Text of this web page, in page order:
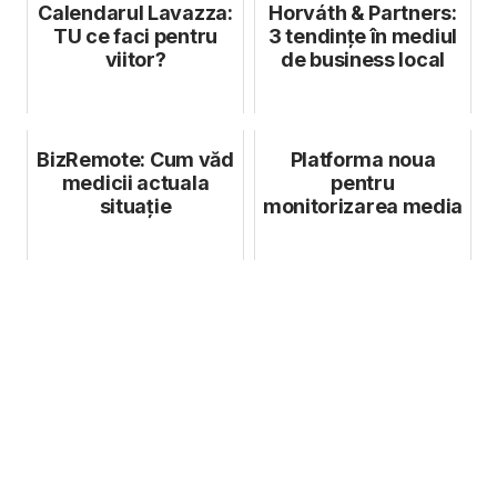
Calendarul Lavazza:
TU ce faci pentru
viitor?
Horváth & Partners:
3 tendințe în mediul
de business local
BizRemote: Cum văd
medicii actuala
situație
Platforma noua
pentru
monitorizarea media